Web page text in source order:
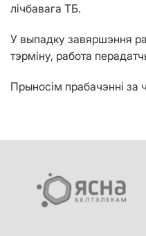
лічбавага ТБ.
У выпадку завяршэння
тэрміну, работа
Прыносім прабачэнні за